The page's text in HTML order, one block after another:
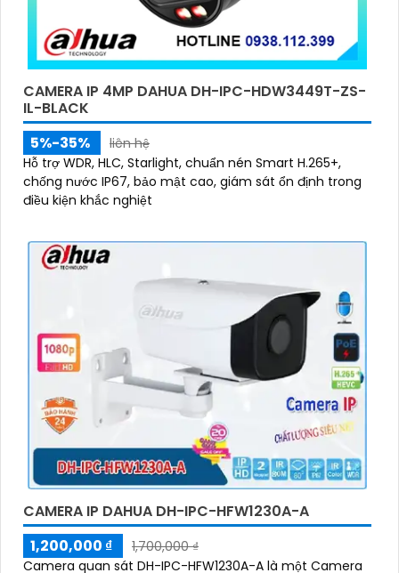
CAMERA IP 4MP DAHUA DH-IPC-HDW3449T-ZS-
IL-BLACK
5%-35%
liên hệ
Hỗ trợ WDR, HLC, Starlight, chuẩn nén Smart H.265+,
chống nước IP67, bảo mật cao, giám sát ổn định trong
điều kiện khắc nghiệt
CAMERA IP DAHUA DH-IPC-HFW1230A-A
1,200,000 ₫
1,700,000 ₫
Camera quan sát DH-IPC-HFW1230A-A là một Camera